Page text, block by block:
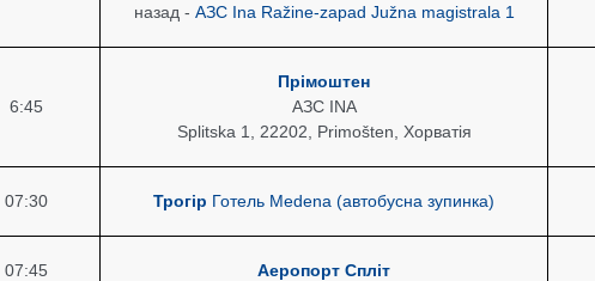
назад - АЗС Ina Ražine-zapad Južna magistrala 1
6:45
Прімоштен
АЗС INA
Splitska 1, 22202, Primošten, Хорватія
07:30 Трогір Готель Medena (автобусна зупинка)
07:45 Аеропорт Спліт